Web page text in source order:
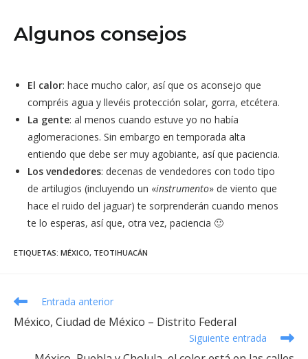
Algunos consejos
El calor: hace mucho calor, así que os aconsejo que
compréis agua y llevéis protección solar, gorra, etcétera.
La gente: al menos cuando estuve yo no había
aglomeraciones. Sin embargo en temporada alta
entiendo que debe ser muy agobiante, así que paciencia.
Los vendedores: decenas de vendedores con todo tipo
de artilugios (incluyendo un «instrumento» de viento que
hace el ruido del jaguar) te sorprenderán cuando menos
te lo esperas, así que, otra vez, paciencia 🙂
ETIQUETAS: MÉXICO, TEOTIHUACÁN
Leer
artículos
Entrada anterior
México, Ciudad de México – Distrito Federal
Siguiente entrada